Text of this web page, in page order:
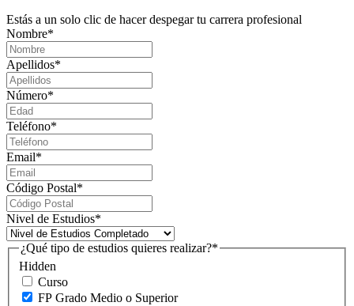
Estás a un solo clic de hacer despegar tu carrera profesional
Nombre*
Apellidos*
Número*
Teléfono*
Email*
Código Postal*
Nivel de Estudios*
Hidden
¿Qué tipo de estudios quieres realizar?*
Curso
FP Grado Medio o Superior